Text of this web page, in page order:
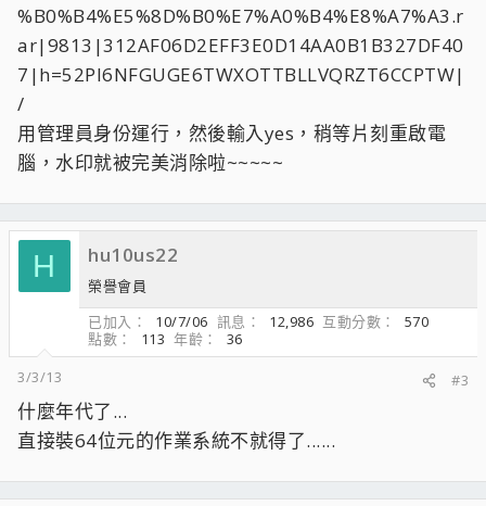
%B0%B4%E5%8D%B0%E7%A0%B4%E8%A7%A3.r
ar|9813|312AF06D2EFF3E0D14AA0B1B327DF40
7|h=52PI6NFGUGE6TWXOTTBLLVQRZT6CCPTW|
/
用管理員身份運行，然後輸入yes，稍等片刻重啟電
腦，水印就被完美消除啦~~~~~
H hu10us22
榮譽會員
已加入
10/7/06 訊息 12,986 互動分數
570
點數
113 年齡
36
3/3/13
#3
什麼年代了...
直接裝64位元的作業系統不就得了......